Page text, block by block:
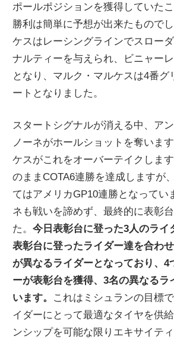
ポールポジションを獲得していた
勝利は簡単に予想が出来たもので
ケスはレーシングラインでスロー
ナルティーを与えられ、ビニャー
となり、マルク・マルケスは4番グ
ートとなりました。
スタートシグナルが消える中、ア
ノーネがホールショットを奪いま
ケスがこれをオーバーテイクしま
のままCOTA6連勝を達成しますが
てはアメリカGP10連勝となってい
ネも戦いを諦めず、最終的に表彰
た。今日表彰台に登った3人のライ
表彰台に登ったライダー達を合わ
が異なるライダーとなっており、4
ーが表彰台を獲得、3名の異なるラ
います。 これはミシュランの目標
イダーにとって最適なタイヤを供
ンシップを可能な限りエキサイテ